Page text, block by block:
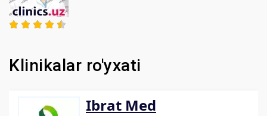
Klinikalar ro'yxati
Ibrat Med